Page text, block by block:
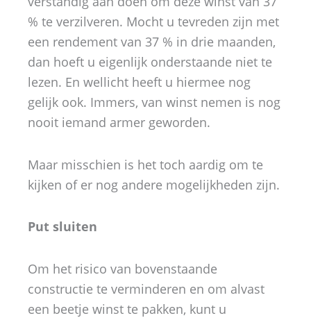
% te verzilveren. Mocht u tevreden zijn met
een rendement van 37 % in drie maanden,
dan hoeft u eigenlijk onderstaande niet te
lezen. En wellicht heeft u hiermee nog
gelijk ook. Immers, van winst nemen is nog
nooit iemand armer geworden.
Maar misschien is het toch aardig om te
kijken of er nog andere mogelijkheden zijn.
Put sluiten
Om het risico van bovenstaande
constructie te verminderen en om alvast
een beetje winst te pakken, kunt u